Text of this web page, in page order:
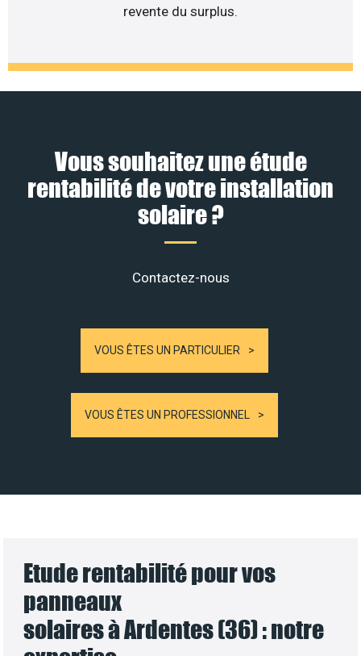
revente du surplus.
Vous souhaitez une étude
rentabilité de votre installation
solaire ?
Contactez-nous
VOUS ÊTES UN PARTICULIER
VOUS ÊTES UN PROFESSIONNEL
Etude rentabilité pour vos
panneaux
solaires à Ardentes (36) : notre